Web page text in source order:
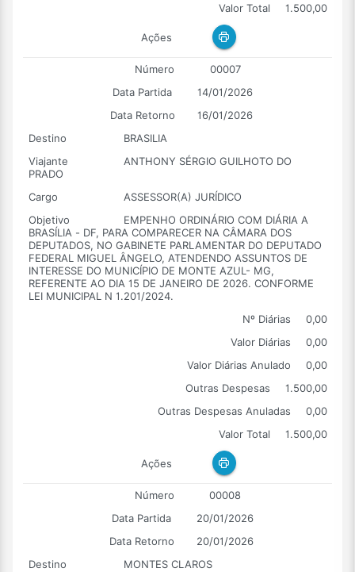
Valor Total
1.500,00
Ações
Número
00007
Data Partida
14/01/2026
Data Retorno
16/01/2026
Destino
BRASILIA
Viajante
ANTHONY SÉRGIO GUILHOTO DO
PRADO
Cargo
ASSESSOR(A) JURÍDICO
Objetivo
EMPENHO ORDINÁRIO COM DIÁRIA A
BRASÍLIA - DF, PARA COMPARECER NA CÂMARA DOS
DEPUTADOS, NO GABINETE PARLAMENTAR DO DEPUTADO
FEDERAL MIGUEL ÂNGELO, ATENDENDO ASSUNTOS DE
INTERESSE DO MUNICÍPIO DE MONTE AZUL- MG,
REFERENTE AO DIA 15 DE JANEIRO DE 2026. CONFORME
LEI MUNICIPAL N 1.201/2024.
Nº Diárias
0,00
Valor Diárias
0,00
Valor Diárias Anulado
0,00
Outras Despesas
1.500,00
Outras Despesas Anuladas
0,00
Valor Total
1.500,00
Ações
Número
00008
Data Partida
20/01/2026
Data Retorno
20/01/2026
Destino
MONTES CLAROS